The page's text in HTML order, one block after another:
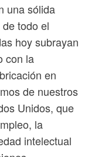
una sólida
todo el
hoy subrayan
con la
en
de nuestros
Unidos, que
la
intelectual